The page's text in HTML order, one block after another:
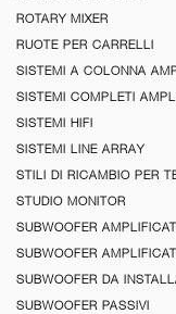
ROTARY MIXER
RUOTE PER CARRELLI
SISTEMI A COLONNA
SISTEMI COMPLETI
SISTEMI HIFI
SISTEMI LINE ARRAY
STILI DI RICAMBIO PER
STUDIO MONITOR
SUBWOOFER
SUBWOOFER
SUBWOOFER DA
SUBWOOFER PASSIVI